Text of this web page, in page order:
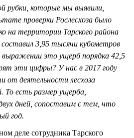
рубки, которые мы выявили,
проверки Рослесхоза было
на территории Тарского района
составил 3,95 тысячи кубометров
это ущерб порядка 42,5
эти цифры? У нас в 2017 году
от деятельности лесхоза
То есть размер ущерба,
дней, сопоставим с тем, что
год.
деле сотрудника Тарского